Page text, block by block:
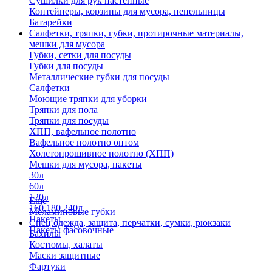
Контейнеры, корзины для мусора, пепельницы
Батарейки
Салфетки, тряпки, губки, протирочные материалы,
мешки для мусора
Губки, сетки для посуды
Губки для посуды
Металлические губки для посуды
Салфетки
Моющие тряпки для уборки
Тряпки для пола
Тряпки для посуды
ХПП, вафельное полотно
Вафельное полотно оптом
Холстопрошивное полотно (ХПП)
Мешки для мусора, пакеты
30л
60л
120л
160,180,240л
Пакеты
Пакеты фасовочные
Еще
Меламиновые губки
Спец.одежда, защита, перчатки, сумки, рюкзаки
Бахилы
Костюмы, халаты
Маски защитные
Фартуки